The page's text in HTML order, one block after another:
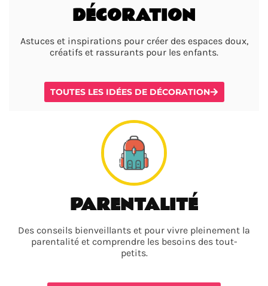
DÉCORATION
Astuces et inspirations pour créer des espaces doux,
créatifs et rassurants pour les enfants.
TOUTES LES IDÉES DE DÉCORATION
PARENTALITÉ
Des conseils bienveillants et pour vivre pleinement la
parentalité et comprendre les besoins des tout-
petits.